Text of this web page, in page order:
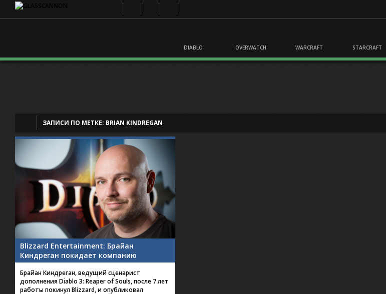
DIABLO OVERWATCH WARCRAFT STARCRAFT
ЗАПИСИ ПО МЕТКЕ: BRIAN KINDREGAN
Blizzard Entertainment: Брайан
Киндреган покидает компанию
Брайан Киндреган, ведущий сценарист
дополнения Diablo 3: Reaper of Souls, после 7 лет
работы покинул Blizzard, и опубликовал